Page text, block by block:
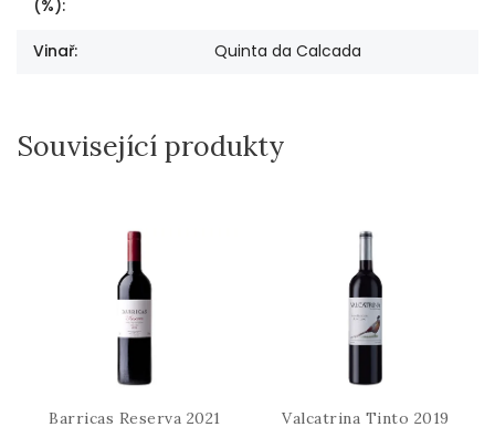
(%):
Vinař: Quinta da Calcada
Související produkty
Barricas Reserva 2021 Valcatrina Tinto 2019